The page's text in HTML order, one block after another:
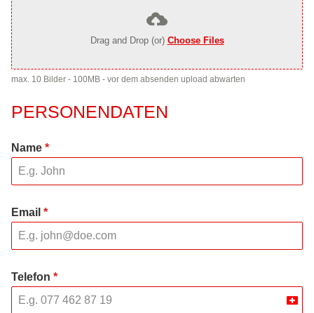
Drag and Drop (or) Choose Files
max. 10 Bilder - 100MB - vor dem absenden upload abwarten
PERSONENDATEN
Name *
Email *
Telefon *